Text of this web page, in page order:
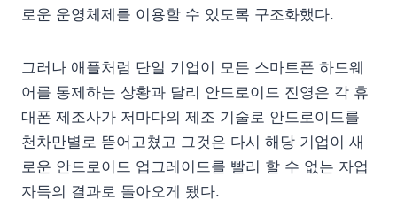
로운 운영체제를 이용할 수 있도록 구조화했다.
그러나 애플처럼 단일 기업이 모든 스마트폰 하드웨
어를 통제하는 상황과 달리 안드로이드 진영은 각 휴
대폰 제조사가 저마다의 제조 기술로 안드로이드를
천차만별로 뜯어고쳤고 그것은 다시 해당 기업이 새
로운 안드로이드 업그레이드를 빨리 할 수 없는 자업
자득의 결과로 돌아오게 됐다.